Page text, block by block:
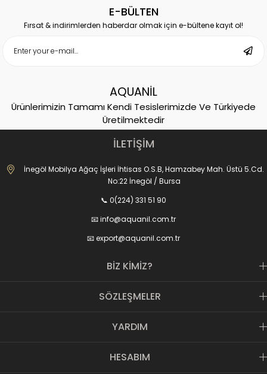
E-BÜLTEN
Fırsat & indirimlerden haberdar olmak için e-bültene kayıt ol!
AQUANİL
Ürünlerimizin Tamamı Kendi Tesislerimizde Ve Türkiyede
Üretilmektedir
İLETİŞİM
İnegöl Mobilya Ağaç İşleri İhtisas O.S.B, Hamzabey Mah. Üstü 5.Cd.
No:22 İnegöl / Bursa
📞 0(224) 331 51 90
📧info@aquanil.com.tr
📧export@aquanil.com.tr
BİZ KİMİZ?
SÖZLEŞMELER
YARDIM
HESABIM